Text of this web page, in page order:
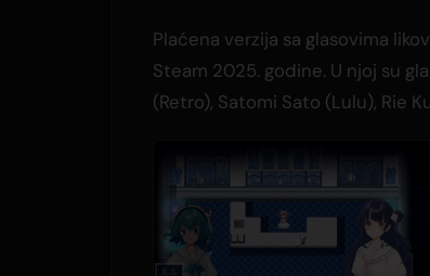
Plaćena verzija sa glasovima
Steam 2025. godine. U njoj su
(Retro), Satomi Sato (Lulu), Rie